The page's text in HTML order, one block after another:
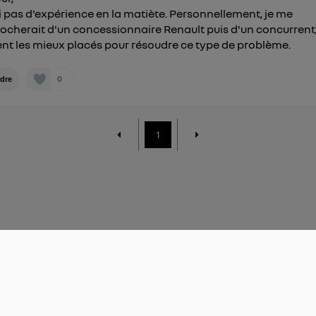
pas d'expérience en la matiète. Personnellement, je me
d'un concessionnaire Renault puis d'un
les mieux placés pour résoudre ce type de problème.
0
1